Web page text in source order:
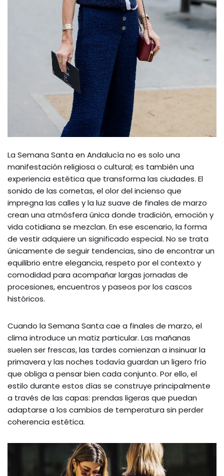
La Semana Santa en Andalucía no es solo una
manifestación religiosa o cultural; es también una
experiencia estética que transforma las ciudades. El
sonido de las cornetas, el olor del incienso que
impregna las calles y la luz suave de finales de marzo
crean una atmósfera única donde tradición, emoción y
vida cotidiana se mezclan. En ese escenario, la forma
de vestir adquiere un significado especial. No se trata
únicamente de seguir tendencias, sino de encontrar un
equilibrio entre elegancia, respeto por el contexto y
comodidad para acompañar largas jornadas de
procesiones, encuentros y paseos por los cascos
históricos.
Cuando la Semana Santa cae a finales de marzo, el
clima introduce un matiz particular. Las mañanas
suelen ser frescas, las tardes comienzan a insinuar la
primavera y las noches todavía guardan un ligero frío
que obliga a pensar bien cada conjunto. Por ello, el
estilo durante estos días se construye principalmente
a través de las capas: prendas ligeras que puedan
adaptarse a los cambios de temperatura sin perder
coherencia estética.